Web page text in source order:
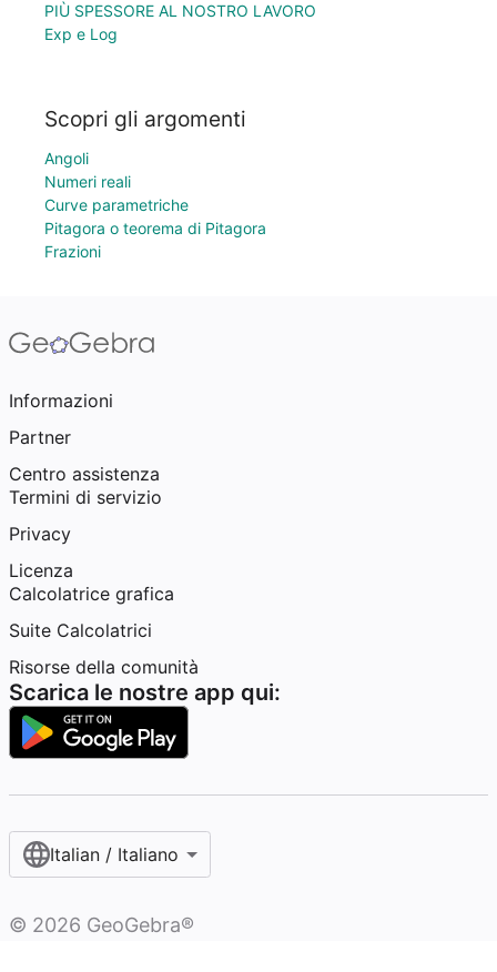
PIÙ SPESSORE AL NOSTRO LAVORO
Exp e Log
Scopri gli argomenti
Angoli
Numeri reali
Curve parametriche
Pitagora o teorema di Pitagora
Frazioni
Informazioni
Partner
Centro assistenza
Termini di servizio
Privacy
Licenza
Calcolatrice grafica
Suite Calcolatrici
Risorse della comunità
Scarica le nostre app qui:
Italian / Italiano‎
© 2026 GeoGebra®